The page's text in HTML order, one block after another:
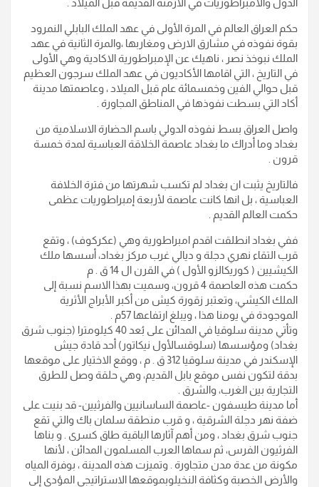
حكم العراق العالم في المرة الأولى في عهد الملك البابلي النمرود
بقوة نفوذه في مشارق الارض ومغاربها ،والمرة الثانية في عهد
الملك نبوخذ نصر ، ناهيك عن الإمبراطورية الاكادية وهي الأولى
في التاريخ ، التي اقامها الأكاديون في عهد الملك سرجون العظيم
قبل حوالي الفين وخمسمائة عام قبل الميلاد ، وعاصمتها مدينة
أكاد التي بسطت نفوذها في المناطق المجاورة .
واصل العراق بسط نفوذه الدولي باسم الحضارة الاسلامية من
بغداد وما أدراك ما بغداد عاصمة الخلاقة العباسية لمدة خمسة
قرون .
فالتاريخ يثبت ان بغداد لم تكسب شهرتها من فترة الخلافة
العباسية ، بل انها كانت عاصمة لأربعة إمبراطوريات عظمى
حكمت العالم القديم .
ففي بغداد انطلقت اقدم امبراطورية وهي (عكركوف) ، وتقع
قرب التقاء نهري دجلة و ديالي غرب مركز بغداد، أسسها ملك
الكيشيين ( كوريكالزو الأول ) في القرن ال 14 ق . م
حكمت هذه العاصمة 4 قرون، وسميت بهذا الاسم نسبة إلى
الملك الكيشي، وتعتبر زقورة كيش من أكبر الأبراج الأثرية
الموجودة في يومنا هذا ، ويبلغ ارتفاعها 57م .
وتأتي مدينة سلوقيا في المدائن على بُعد 40 كيلومترا (جنوب شرق
بغداد) ومؤسسها (سلوقسالأول نيكاتور) أحد قادة جيش
الإسكندر في مدينة سلوقيا 312 ق . م ، ووقع الاختيار على موقعها
بدقة لتكون نفس موقع بابل القديم، وهي حلقة وصل للطرق
التجارية بين الغرب، والشرق .
أما مدينة طيسفون -عاصمة الساسانيين والفرثيين- قد بنيت على
ضفة نهر دجلة الشرقية ، و قرب منطقة سلمان باك والتي تقع
جنوب شرق بغداد ، ومن أهم آثارها الباقية طاق كسرى . و بناها
الفرثيون الفرس، ثم سماها العرب المسلمون المدائن ، لأنها
مكونة من عدة مدن متجاورة . وتميزت هذه المدينة ، بوفرة المياه
والأرض الخصبة وكثافة النخيلوبموقعها الاستراتيجي المؤدي إلى